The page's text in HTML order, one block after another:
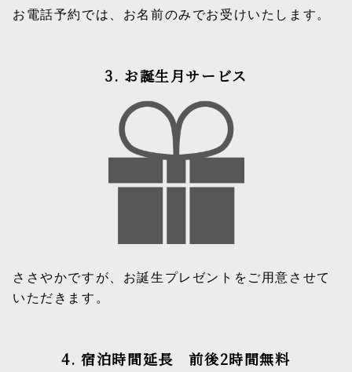
お電話予約では、お名前のみでお受けいたします。
3. お誕生月サービス
ささやかですが、お誕生プレゼントをご用意させて
いただきます。
4. 宿泊時間延長 前後2時間無料